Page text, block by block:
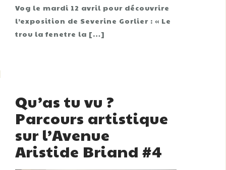
Vog le mardi 12 avril pour découvrire
l’exposition de Severine Gorlier : « Le
trou la fenetre la […]
Qu’as tu vu ?
Parcours artistique
sur l’Avenue
Aristide Briand #4